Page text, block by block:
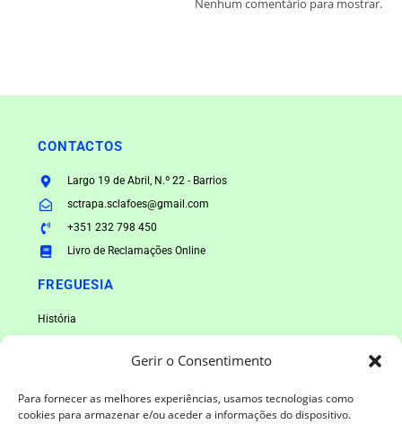
Gerir o Consentimento
Para fornecer as melhores experiências, usamos tecnologias como
cookies para armazenar e/ou aceder a informações do dispositivo.
Nenhum comentário para mostrar.
CONTACTOS
Largo 19 de Abril, N.º 22 - Barrios
sctrapa.sclafoes@gmail.com
+351 232 798 450
Livro de Reclamações Online
FREGUESIA
História
Galeria Fotos